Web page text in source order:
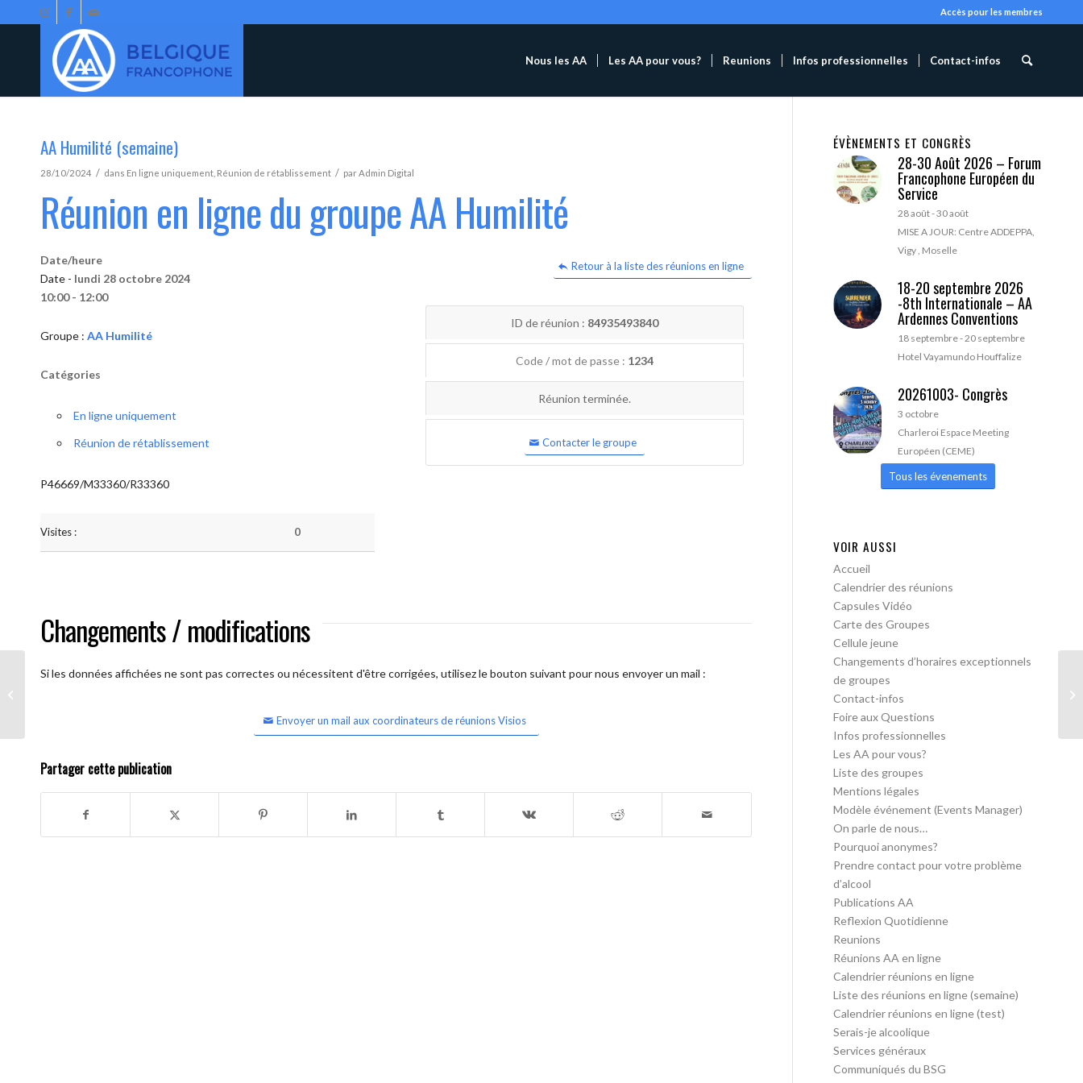
Accès pour les membres
Nous les AA Les AA pour vous? Reunions Infos professionnelles Contact-infos
AA Humilité (semaine)
28/10/2024 / dans En ligne uniquement Réunion de rétablissement / parAdmin Digital
Réunion en ligne du groupe AA Humilité
Retour à la liste des réunions en ligne
Date/heure
Date - lundi 28 octobre 2024
10:00 - 12:00
Groupe : AA Humilité
Catégories
En ligne uniquement
Réunion de rétablissement
P46669/M33360/R33360
Visites : 0
ID de réunion : 84935493840
Code / mot de passe : 1234
Réunion terminée.
Contacter le groupe
Changements / modifications
Si les données affichées ne sont pas correctes ou nécessitent d'être corrigées, utilisez le bouton suivant pour nous envoyer un mail :
Envoyer un mail aux coordinateurs de réunions Visios
Partager cette publication
ÉVÈNEMENTS ET CONGRÈS
28-30 Août 2026 – Forum
Francophone Européen du
Service
28 août-30 août
MISE A JOUR: Centre ADDEPPA,
Vigy , Moselle
18-20 septembre 2026
-8th Internationale – AA
Ardennes Conventions
18 septembre-20 septembre
Hotel Vayamundo Houffalize
20261003- Congrès
3 octobre
Charleroi Espace Meeting
Européen (CEME)
Tous les évenements
VOIR AUSSI
Accueil
Calendrier des réunions
Capsules Vidéo
Carte des Groupes
Cellule jeune
Changements d’horaires exceptionnels
de groupes
Contact-infos
Foire aux Questions
Infos professionnelles
Les AA pour vous?
Liste des groupes
Mentions légales
Modèle événement (Events Manager)
On parle de nous…
Pourquoi anonymes?
Prendre contact pour votre problème
d’alcool
Publications AA
Reflexion Quotidienne
Reunions
Réunions AA en ligne
Calendrier réunions en ligne
Liste des réunions en ligne (semaine)
Calendrier réunions en ligne (test)
Serais-je alcoolique
Services généraux
Communiqués du BSG